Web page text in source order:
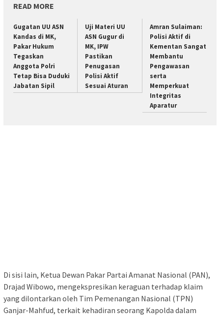
READ MORE
Gugatan UU ASN
Kandas di MK,
Pakar Hukum
Tegaskan
Anggota Polri
Tetap Bisa Duduki
Jabatan Sipil
Uji Materi UU
ASN Gugur di
MK, IPW
Pastikan
Penugasan
Polisi Aktif
Sesuai Aturan
Amran Sulaiman:
Polisi Aktif di
Kementan Sangat
Membantu
Pengawasan
serta
Memperkuat
Integritas
Aparatur
Di sisi lain, Ketua Dewan Pakar Partai Amanat Nasional (PAN),
Drajad Wibowo, mengekspresikan keraguan terhadap klaim
yang dilontarkan oleh Tim Pemenangan Nasional (TPN)
Ganjar-Mahfud, terkait kehadiran seorang Kapolda dalam